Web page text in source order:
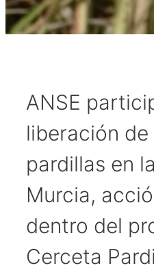
ANSE
liberación
pardillas en
Murcia,
dentro del
Cerceta